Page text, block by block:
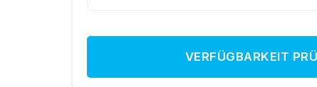
VERFÜGBARKEIT